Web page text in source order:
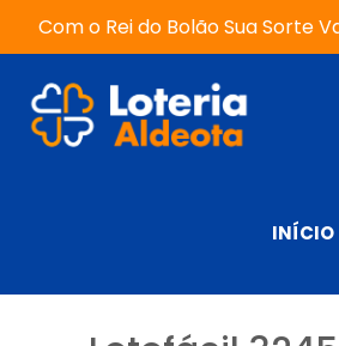
Com o Rei do Bolão Sua Sorte
INÍCIO